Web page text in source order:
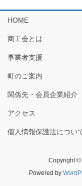
HOME
商工会とは
事業者支援
町のご案内
関係先・会員企業紹介
アクセス
個人情報保護法につい
Copyright ©
Powered by